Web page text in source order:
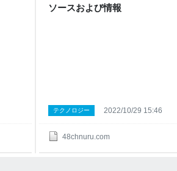
ソースおよび情報
48chnuru.com
テクノロジー 2022/10/29 15:46